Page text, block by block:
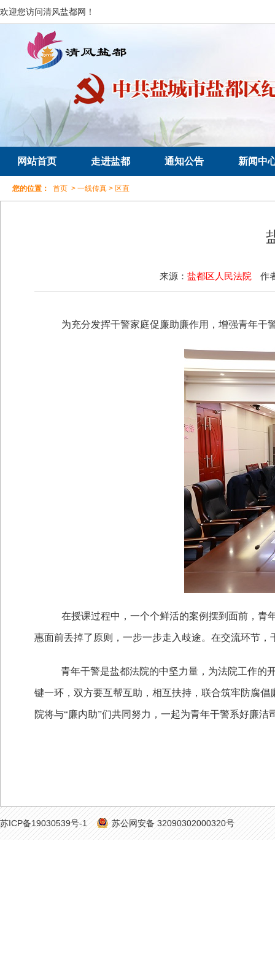
欢迎您访问清风盐都网！
网站首页 走进盐都 通知公告 新闻中
您的位置： 首页 > 一线传真 > 区直
来源： 盐都区人民法院 作
为充分发挥干警家庭促廉助廉作用，增强青年干
在授课过程中，一个个鲜活的案例摆到面前，青
惠面前丢掉了原则，一步一步走入歧途。在交流环节
青年干警是盐都法院的中坚力量，为法院工作的
键一环，双方要互帮互助，相互扶持，联合筑牢防腐
院将与“廉内助”们共同努力，一起为青年干警系好廉洁
苏ICP备19030539号-1 苏公网安备 32090302000320号